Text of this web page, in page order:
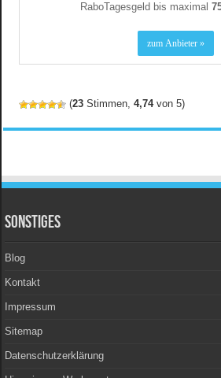
RaboTagesgeld bis maximal
(23 Stimmen,4,74von 5)
Sonstiges
Blog
Kontakt
Impressum
Sitemap
Datenschutzerklärung